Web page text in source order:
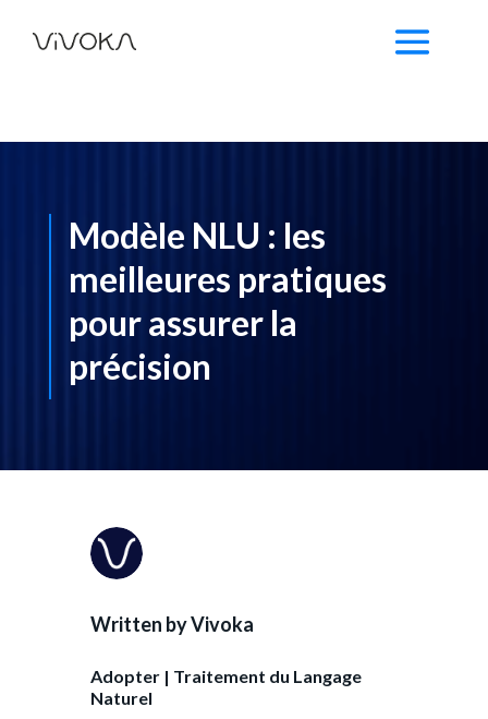
Modèle NLU : les
meilleures pratiques
pour assurer la
précision
Written byVivoka
Adopter| Traitement du Langage
Naturel